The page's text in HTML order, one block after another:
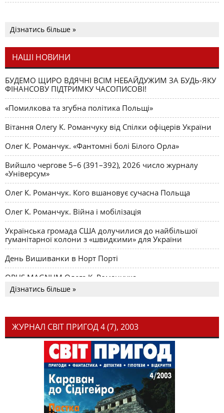
Дізнатись більше »
НАШІ НОВИНИ
БУДЕМО ЩИРО ВДЯЧНІ ВСІМ НЕБАЙДУЖИМ ЗА БУДЬ-ЯКУ
ФІНАНСОВУ ПІДТРИМКУ ЧАСОПИСОВІ!
«Помилкова та згубна політика Польщі»
Вітання Олегу К. Романчуку від Спілки офіцерів України
Олег К. Романчук. «Фантомні болі Білого Орла»
Вийшло чергове 5–6 (391–392), 2026 число журналу
«Універсум»
Олег К. Романчук. Кого вшановує сучасна Польща
Олег К. Романчук. Війна і мобілізація
Українська громада США долучилися до найбільшої
гуманітарної колони з «швидкими» для України
День Вишиванки в Норт Порті
OPUS MAGNUM Олега К. Романчука
Дізнатись більше »
ЖУРНАЛ СВІТ ПРИГОД 4 (7), 2003